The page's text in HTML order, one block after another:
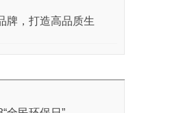
牌，打造高品质生